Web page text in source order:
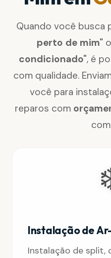
Quando você busca
perto de mim"
condicionado", é
com qualidade.
você para
reparos com
Instalação de
Instalação de split,